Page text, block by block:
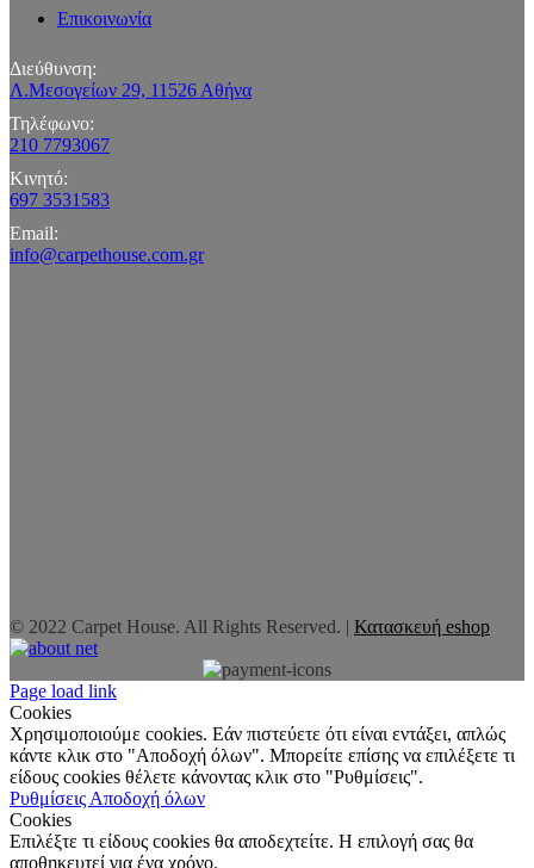
Επικοινωνία
Διεύθυνση:
Λ.Μεσογείων 29, 11526 Αθήνα
Τηλέφωνο:
210 7793067
Κινητό:
697 3531583
Email:
info@carpethouse.com.gr
© 2022 Carpet House. All Rights Reserved. | Κατασκευή eshop
Page load link
Cookies
Χρησιμοποιούμε cookies. Εάν πιστεύετε ότι είναι εντάξει, απλώς
κάντε κλικ στο "Αποδοχή όλων". Μπορείτε επίσης να επιλέξετε τι
είδους cookies θέλετε κάνοντας κλικ στο "Ρυθμίσεις".
Ρυθμίσεις Αποδοχή όλων
Cookies
Επιλέξτε τι είδους cookies θα αποδεχτείτε. Η επιλογή σας θα
αποθηκευτεί για ένα χρόνο.